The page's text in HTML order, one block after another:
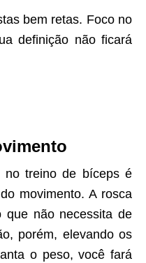
bem retas. Foco no
definição não ficará
no treino de bíceps é
movimento. A rosca
que não necessita de
porém, elevando os
o peso, você fará